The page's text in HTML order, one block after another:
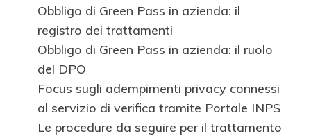
Obbligo di Green Pass in azienda: il
registro dei trattamenti
Obbligo di Green Pass in azienda: il ruolo
del DPO
Focus sugli adempimenti privacy connessi
al servizio di verifica tramite Portale INPS
Le procedure da seguire per il trattamento